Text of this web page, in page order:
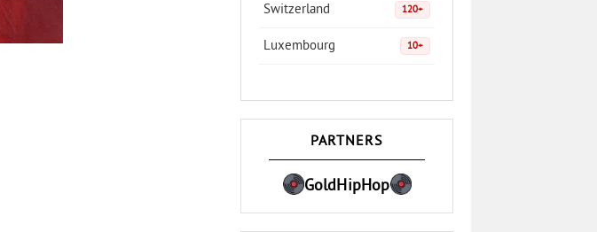
Switzerland 120+
Luxembourg 10+
PARTNERS
GoldHipHop